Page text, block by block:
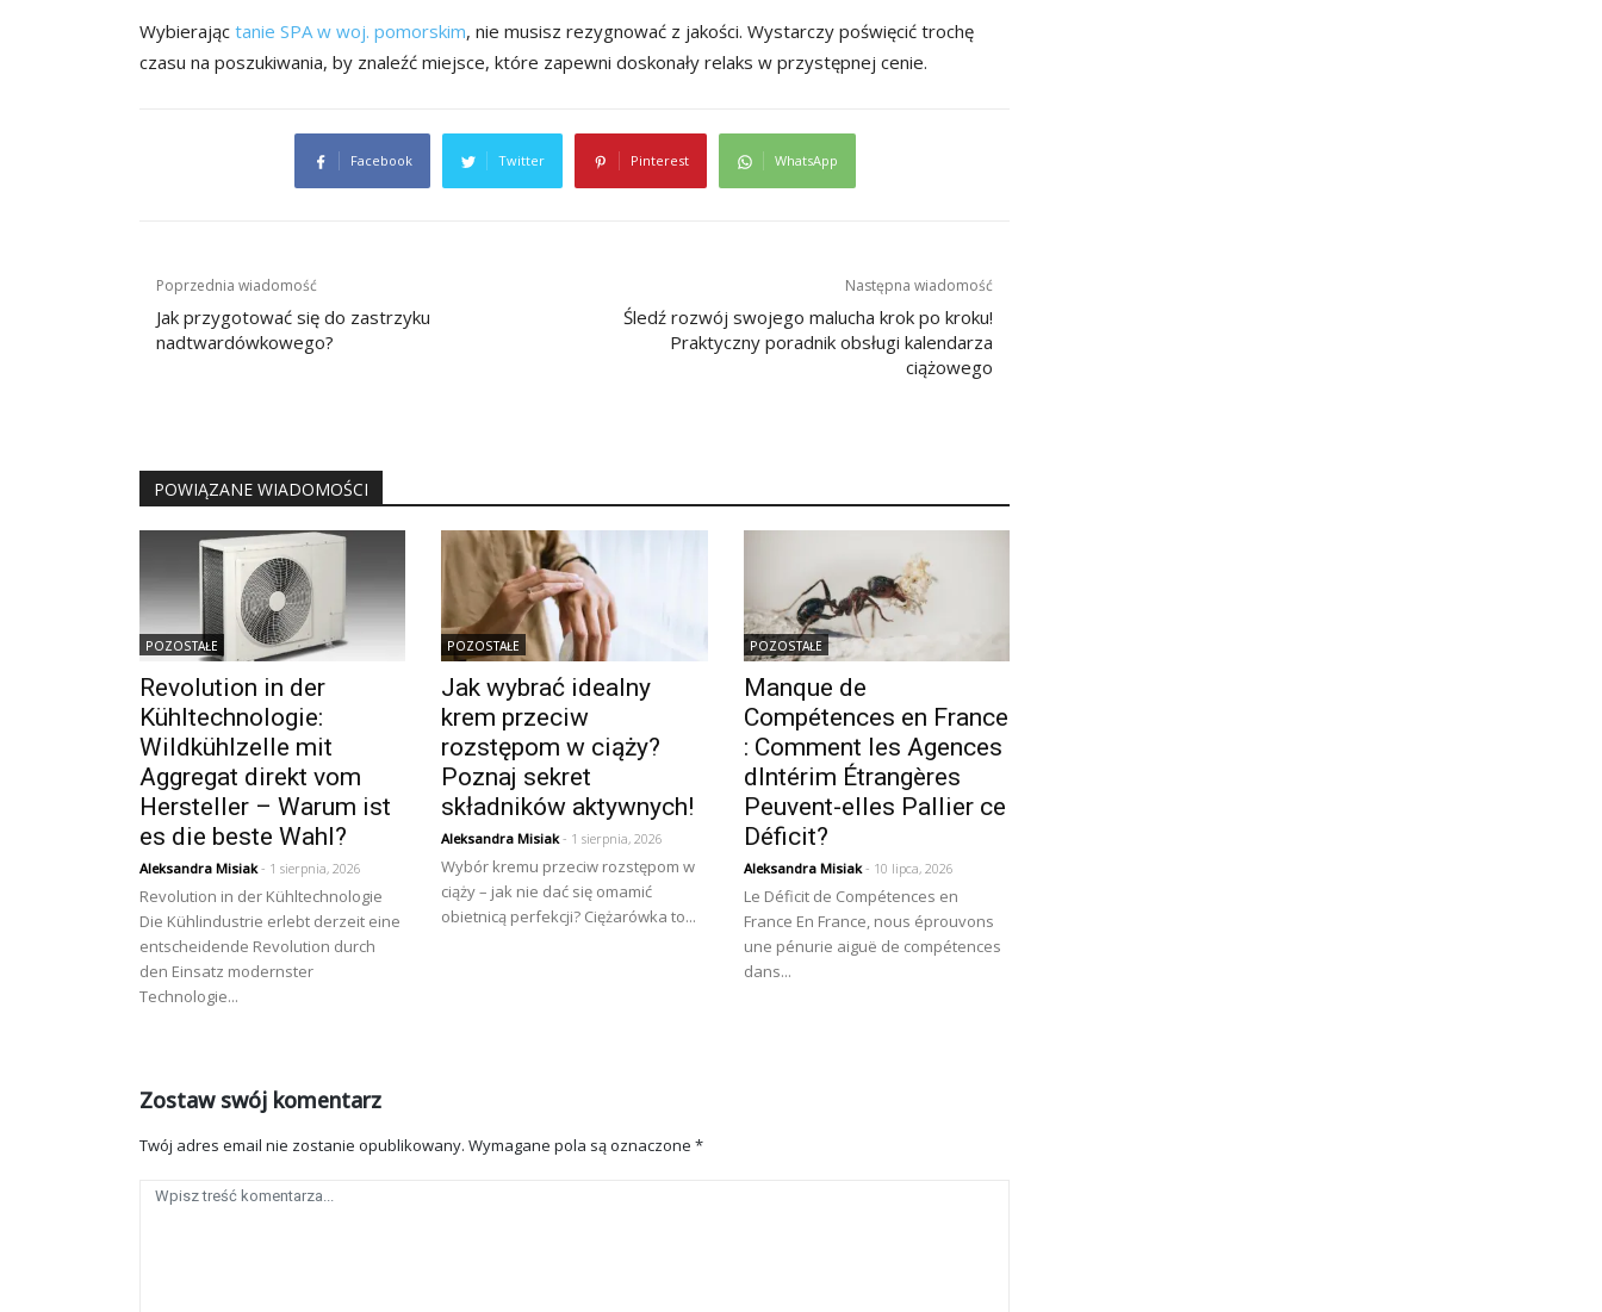
Wybierając tanie SPA w woj. pomorskim, nie musisz rezygnować z jakości. Wystarczy poświęcić trochę
czasu na poszukiwania, by znaleźć miejsce, które zapewni doskonały relaks w przystępnej cenie.
Facebook Twitter Pinterest WhatsApp
Nawigacja
wpisu
Poprzednia wiadomość
Jak przygotować się do zastrzyku
nadtwardówkowego?
Następna wiadomość
Śledź rozwój swojego malucha krok po kroku!
Praktyczny poradnik obsługi kalendarza
ciążowego
POWIĄZANE WIADOMOŚCI
POZOSTAŁE
Revolution in der
Kühltechnologie:
Wildkühlzelle mit
Aggregat direkt vom
Hersteller – Warum ist
es die beste Wahl?
Aleksandra Misiak- 1 sierpnia, 2026
Revolution in der Kühltechnologie
Die Kühlindustrie erlebt derzeit eine
entscheidende Revolution durch
den Einsatz modernster
Technologie...
POZOSTAŁE
Jak wybrać idealny
krem przeciw
rozstępom w ciąży?
Poznaj sekret
składników aktywnych!
Aleksandra Misiak- 1 sierpnia, 2026
Wybór kremu przeciw rozstępom w
ciąży – jak nie dać się omamić
obietnicą perfekcji? Ciężarówka to...
POZOSTAŁE
Manque de
Compétences en France
: Comment les Agences
dIntérim Étrangères
Peuvent-elles Pallier ce
Déficit?
Aleksandra Misiak- 10 lipca, 2026
Le Déficit de Compétences en
France En France, nous éprouvons
une pénurie aiguë de compétences
dans...
Zostaw swój komentarz
Twój adres email nie zostanie opublikowany. Wymagane pola są oznaczone *